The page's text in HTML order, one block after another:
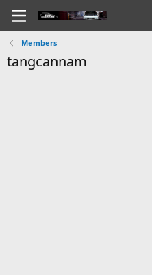
Members
tangcannam